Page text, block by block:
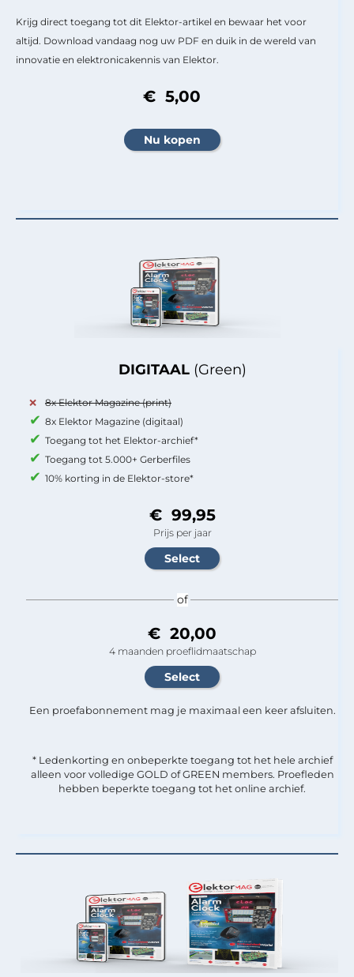
DIGITAAL (Green)
8x Elektor Magazine (print)
8x Elektor Magazine (digitaal)
Toegang tot het Elektor-archief*
Toegang tot 5.000+ Gerberfiles
10% korting in de Elektor-store*
€ 99,95
Prijs per jaar
of
€ 20,00
4 maanden proeflidmaatschap
Een proefabonnement mag je maximaal een keer afsluiten.
* Ledenkorting en onbeperkte toegang tot het hele archief
alleen voor volledige GOLD of GREEN members. Proefleden
hebben beperkte toegang tot het online archief.
Krijg direct toegang tot dit Elektor-artikel en bewaar het voor
altijd. Download vandaag nog uw PDF en duik in de wereld van
innovatie en elektronicakennis van Elektor.
€ 5,00